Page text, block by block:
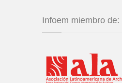
Infoem miembro de: